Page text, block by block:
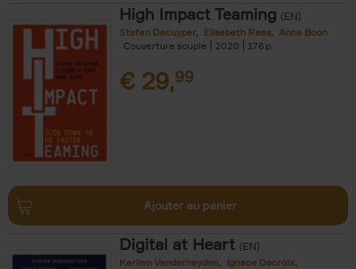
High Impact Teaming (EN)
Stefan Decuyper Elisabeth Raes
Anne Boon
Couverture souple
2020 176
€ 29,99
Ajouter au panier
Digital at Heart (EN)
Karlien Vanderheyden
Ignace Decroix